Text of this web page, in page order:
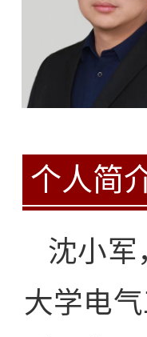
个人简
沈小军
大学电